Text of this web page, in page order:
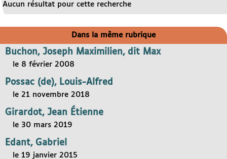
Aucun résultat pour cette recherche
Dans la même rubrique
Buchon, Joseph Maximilien, dit Max
le 8 février 2008
Possac (de), Louis-Alfred
le 21 novembre 2018
Girardot, Jean Étienne
le 30 mars 2019
Edant, Gabriel
le 19 janvier 2015